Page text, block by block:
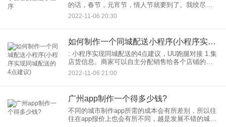
的话，春节，元宵节，情人节就要到了。我绞尽脑
汁也不知道怎么跟TA打招呼。祝福话小程序。快来
帮忙，精美的主题贺卡，精选有趣的祝福话语，给
2022-11-06 20:30
如何制作一个同城配送小程序(小程序实现同城配送的4点建议)
: 小程序实现同城配送的4点建议，UU跑腿对接 1.集
店货信息。商家可以自主分配销售给各个店铺的商
品种类和数量，轻松解决各个店铺的产品差异化问
题。当产品在当前店铺缺货时，会显示各个店铺的
2022-11-06 21:00
广州app制作一个得多少钱?
不同的城市制作app所需的成本会有所差别，所以往
往在app报价上也会有所不同，越是发展不错的城市